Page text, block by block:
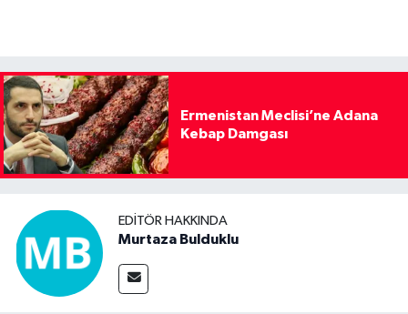
Ermenistan Meclisi’ne Adana
Kebap Damgası
EDITÖR HAKKINDA
Murtaza Bulduklu